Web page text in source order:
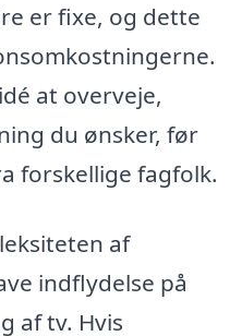
er fixe, og dette
at overveje,
du ønsker, før
forskellige fagfolk.
af
indflydelse på
af tv. Hvis